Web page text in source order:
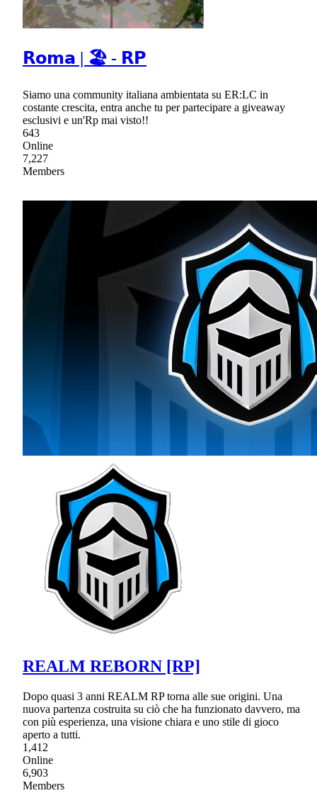
𝗥𝗼𝗺𝗮 | 🏖 - 𝗥𝗣
Siamo una community italiana ambientata su ER:LC in
costante crescita, entra anche tu per partecipare a giveaway
esclusivi e un'Rp mai visto!!
643
Online
7,227
Members
REALM REBORN [RP]
Dopo quasi 3 anni REALM RP torna alle sue origini. Una
nuova partenza costruita su ciò che ha funzionato davvero, ma
con più esperienza, una visione chiara e uno stile di gioco
aperto a tutti.
1,412
Online
6,903
Members